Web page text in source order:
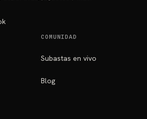
COMUNIDAD
Subastas en vivo
Blog